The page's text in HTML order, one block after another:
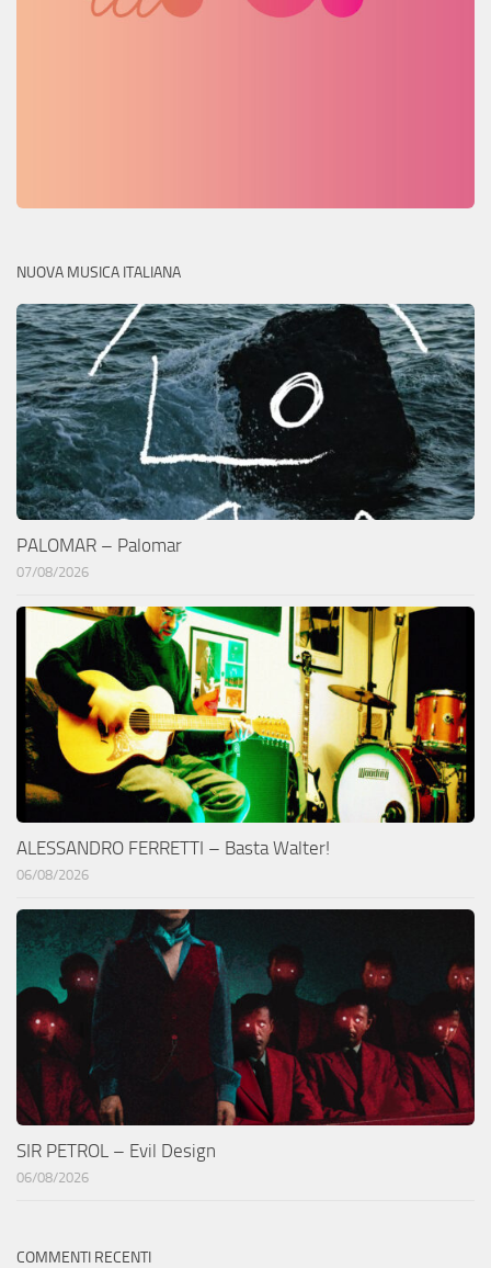
NUOVA MUSICA ITALIANA
PALOMAR – Palomar
07/08/2026
ALESSANDRO FERRETTI – Basta Walter!
06/08/2026
SIR PETROL – Evil Design
06/08/2026
COMMENTI RECENTI